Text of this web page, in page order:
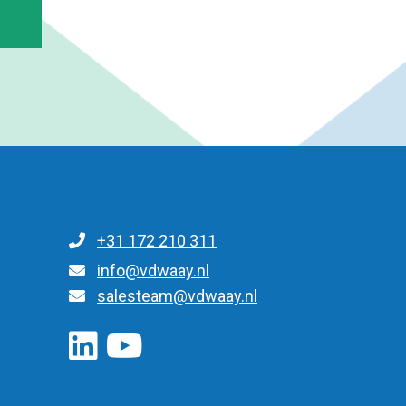
+31 172 210 311
Для общих запросов
info@vdwaay.nl
salesteam@vdwaay.nl